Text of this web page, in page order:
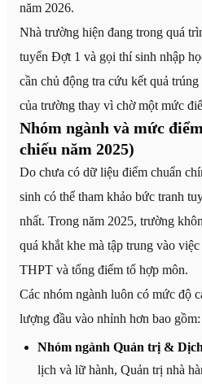
năm 2026.
Nhà trường hiện đang trong quá
tuyển Đợt 1 và gọi thí sinh nhập
cần chủ động tra cứu kết quả
của trường thay vì chờ một mức
Nhóm ngành và mức
chiếu năm 2025)
Do chưa có dữ liệu điểm chuẩn
sinh có thể tham khảo bức tranh
nhất. Trong năm 2025, trường
quá khắt khe mà tập trung vào
THPT và tổng điểm tổ hợp môn.
Các nhóm ngành luôn có mức độ
lượng đầu vào nhỉnh hơn bao gồm:
Nhóm ngành Quản trị &
lịch và lữ hành, Quản trị nhà